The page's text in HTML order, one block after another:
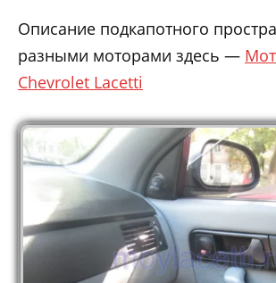
Описание подкапотного
разными моторами здесь —
Chevrolet Lacetti